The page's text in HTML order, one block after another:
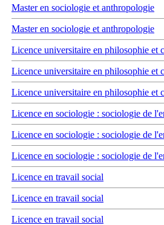
Master en sociologie et anthropologie
Master en sociologie et anthropologie
Licence universitaire en philosophie et
Licence universitaire en philosophie et
Licence universitaire en philosophie et
Licence en sociologie : sociologie de
Licence en sociologie : sociologie de
Licence en sociologie : sociologie de
Licence en travail social
Licence en travail social
Licence en travail social